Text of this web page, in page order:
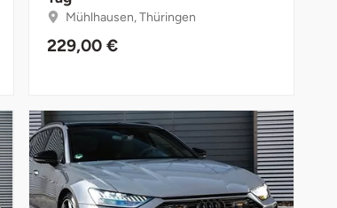
Mühlhausen, Thüringen
229,00 €